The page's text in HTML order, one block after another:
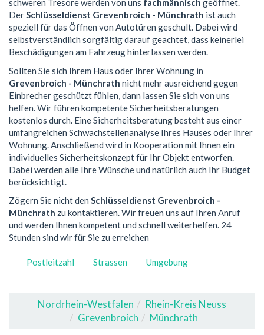
schweren Tresore werden von uns fachmännisch geöffnet.
DerSchlüsseldienst Grevenbroich - Münchrath ist auch
speziell für das Öffnen von Autotüren geschult. Dabei wird
selbstverständlich sorgfältig darauf geachtet, dass keinerlei
Beschädigungen am Fahrzeug hinterlassen werden.
Sollten Sie sich Ihrem Haus oder Ihrer Wohnung in
Grevenbroich - Münchrath nicht mehr ausreichend gegen
Einbrecher geschützt fühlen, dann lassen Sie sich von uns
helfen. Wir führen kompetente Sicherheitsberatungen
kostenlos durch. Eine Sicherheitsberatung besteht aus einer
umfangreichen Schwachstellenanalyse Ihres Hauses oder Ihrer
Wohnung. Anschließend wird in Kooperation mit Ihnen ein
individuelles Sicherheitskonzept für Ihr Objekt entworfen.
Dabei werden alle Ihre Wünsche und natürlich auch Ihr Budget
berücksichtigt.
Zögern Sie nicht den Schlüsseldienst Grevenbroich -
Münchrath zu kontaktieren. Wir freuen uns auf Ihren Anruf
und werden Ihnen kompetent und schnell weiterhelfen. 24
Stunden sind wir für Sie zu erreichen
Postleitzahl Strassen Umgebung
Nordrhein-Westfalen
Rhein-Kreis Neuss
Grevenbroich
Münchrath